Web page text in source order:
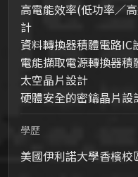
高電能效率(低功率／
計
資料轉換器積體電路IC
電能擷取電源轉換器積
太空晶片設計
硬體安全的密鑰晶片設
學歷
美國伊利諾大學香檳校